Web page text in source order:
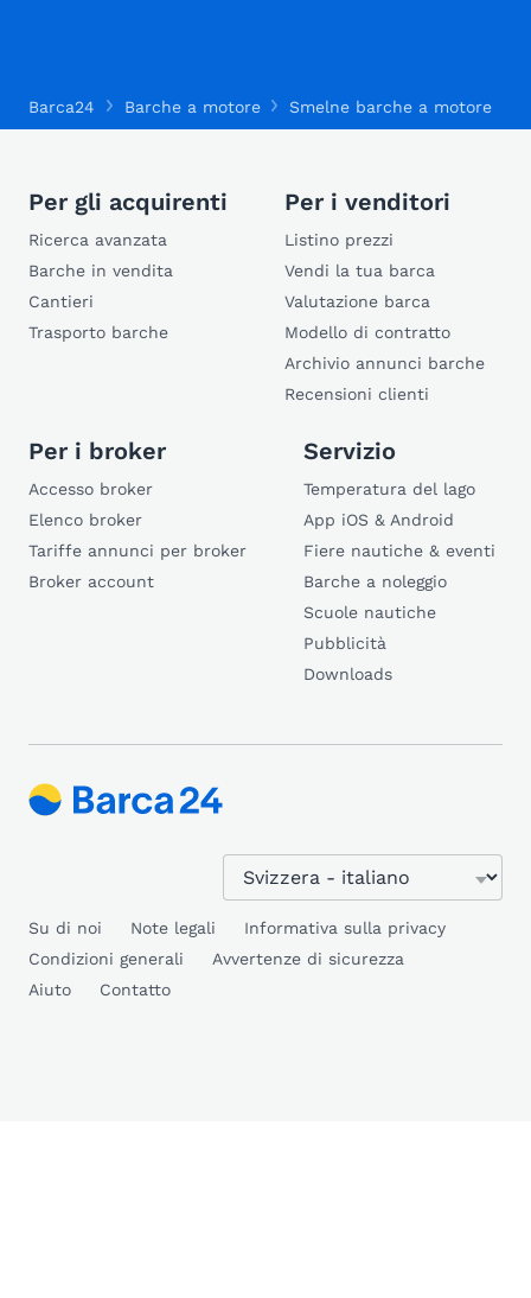
Barca24 Barche a motore Smelne barche a motore
Per gli acquirenti
Ricerca avanzata
Barche in vendita
Cantieri
Trasporto barche
Per i venditori
Listino prezzi
Vendi la tua barca
Valutazione barca
Modello di contratto
Archivio annunci barche
Recensioni clienti
Per i broker
Accesso broker
Elenco broker
Tariffe annunci per broker
Broker account
Servizio
Temperatura del lago
App iOS & Android
Fiere nautiche & eventi
Barche a noleggio
Scuole nautiche
Pubblicità
Downloads
Su di noi Note legali
Informativa sulla privacy
Condizioni generali
Avvertenze di sicurezza
Aiuto
Contatto